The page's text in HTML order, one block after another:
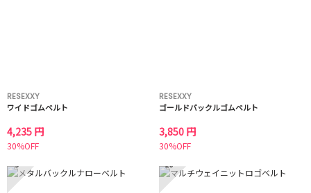
RESEXXY
ワイドゴムベルト
4,235 円
30%OFF
RESEXXY
ゴールドバックルゴムベルト
3,850 円
30%OFF
9 10